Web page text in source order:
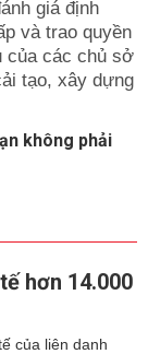
giá định
và trao quyền
của các chủ sở
tạo, xây dựng
không phải
hơn 14.000
của liên danh